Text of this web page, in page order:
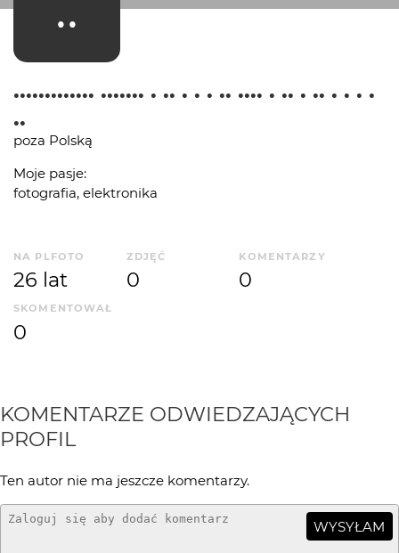
............. ....... . .. . . . .. .... . .. . .. . . . .
..
poza Polską
Moje pasje:
fotografia, elektronika
NA PLFOTO
26 lat
ZDJĘĆ
0
KOMENTARZY
0
SKOMENTOWAŁ
0
KOMENTARZE ODWIEDZAJĄCYCH
PROFIL
Ten autor nie ma jeszcze komentarzy.
WYSYŁAM